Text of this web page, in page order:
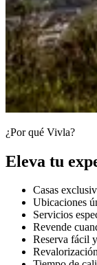
¿Por qué Vivla?
Eleva tu
Casas
Ubicaciones
Servicios
Revende
Reserva fácil